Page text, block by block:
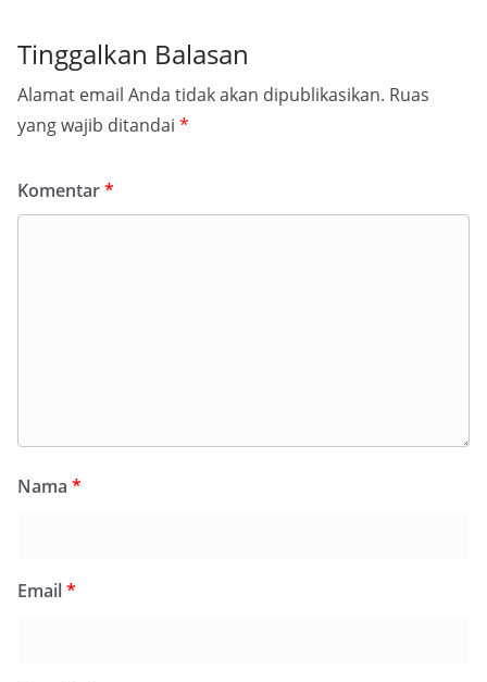
Tinggalkan Balasan
Alamat email Anda tidak akan dipublikasikan. Ruas
yang wajib ditandai *
Komentar*
Nama *
Email*